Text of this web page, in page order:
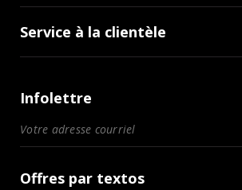
Service à la clientèle
Infolettre
Offres par textos